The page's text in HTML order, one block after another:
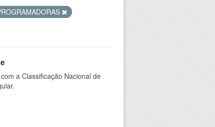
a Classificação Nacional de